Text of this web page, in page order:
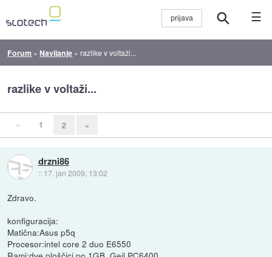
☰
Forum » Navijanje » razlike v voltaži...
razlike v voltaži...
« 1 2 »
drzni86
:: 17. jan 2009, 13:02
Zdravo.
konfiguracija:
Matična:Asus p5q
Procesor:intel core 2 duo E6550